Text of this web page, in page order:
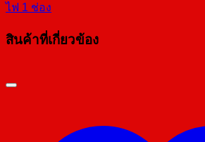
ไฟ 1 ช่อง
สินค้าที่เกี่ยวข้อง